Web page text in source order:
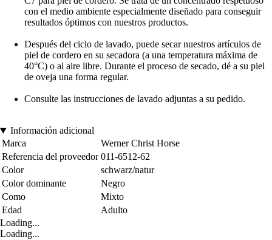
con el medio ambiente especialmente diseñado para conseguir
resultados óptimos con nuestros productos.
Después del ciclo de lavado, puede secar nuestros artículos de
piel de cordero en su secadora (a una temperatura máxima de
40°C) o al aire libre. Durante el proceso de secado, dé a su piel
de oveja una forma regular.
Consulte las instrucciones de lavado adjuntas a su pedido.
Información adicional
Marca
Werner Christ Horse
Referencia del proveedor 011-6512-62
Color
schwarz/natur
Color dominante
Negro
Como
Mixto
Edad
Adulto
Loading...
Loading...